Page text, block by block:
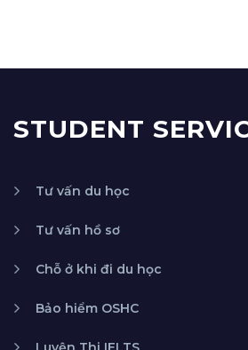
STUDENT
Tư vấn du học
Tư vấn hồ sơ
Chỗ ở khi đi du học
Bảo hiểm OSHC